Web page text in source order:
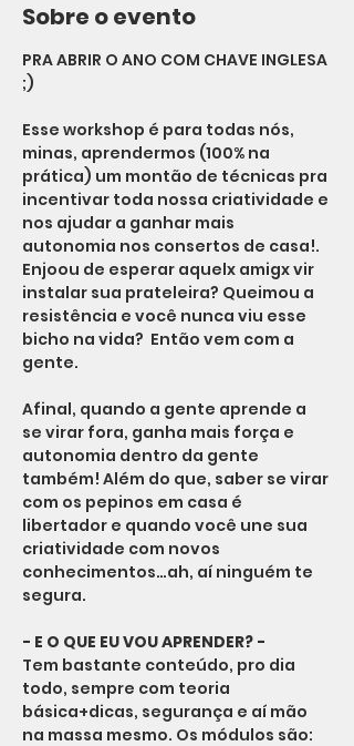
Sobre o evento
PRA ABRIR O ANO COM CHAVE INGLESA
;)
Esse workshop é para todas nós,
minas, aprendermos (100% na
prática) um montão de técnicas pra
incentivar toda nossa criatividade e
nos ajudar a ganhar mais
autonomia nos consertos de casa!.
Enjoou de esperar aquelx amigx vir
instalar sua prateleira? Queimou a
resistência e você nunca viu esse
bicho na vida?  Então vem com a
gente.
Afinal, quando a gente aprende a
se virar fora, ganha mais força e
autonomia dentro da gente
também! Além do que, saber se virar
com os pepinos em casa é
libertador e quando você une sua
criatividade com novos
conhecimentos…ah, aí ninguém te
segura.
- E O QUE EU VOU APRENDER? -
Tem bastante conteúdo, pro dia
todo, sempre com teoria
básica+dicas, segurança e aí mão
na massa mesmo. Os módulos são: